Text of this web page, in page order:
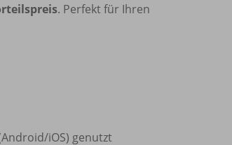
. Perfekt für Ihren
iOS) genutzt